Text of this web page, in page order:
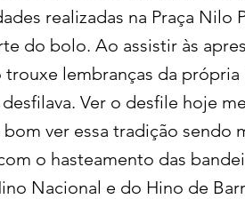
realizadas na Praça Nilo
do bolo. Ao assistir às
lembranças da própria
Ver o desfile hoje
ver essa tradição sendo
o hasteamento das
Nacional e do Hino de